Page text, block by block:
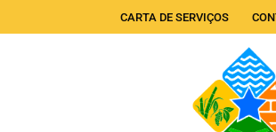
CARTA DE SERVIÇOS